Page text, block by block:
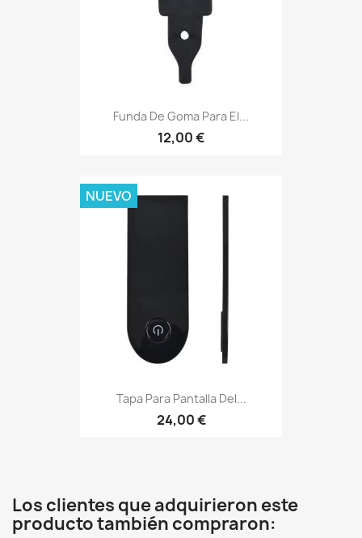
Funda De Goma Para El...
12,00 €
Tapa Para Pantalla Del...
24,00 €
NUEVO
Los clientes que adquirieron este
producto también compraron: